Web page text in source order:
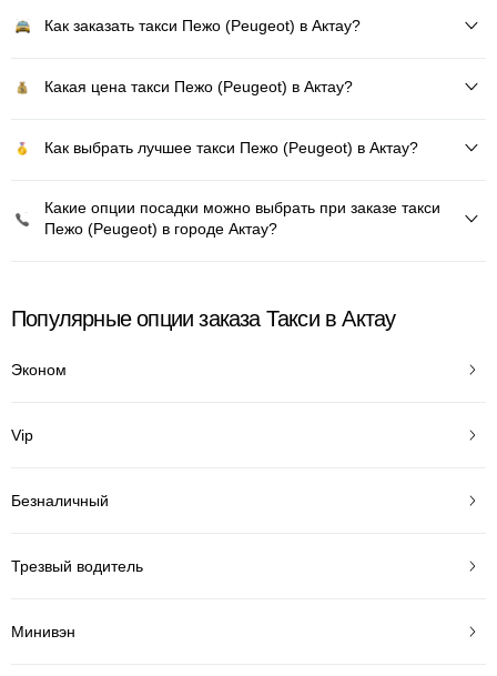
Как заказать такси Пежо (Peugeot) в Актау?
Какая цена такси Пежо (Peugeot) в Актау?
Как выбрать лучшее такси Пежо (Peugeot) в Актау?
Какие опции посадки можно выбрать при заказе такси
Пежо (Peugeot) в городе Актау?
Популярные опции заказа Такси в Актау
Эконом
Vip
Безналичный
Трезвый водитель
Минивэн